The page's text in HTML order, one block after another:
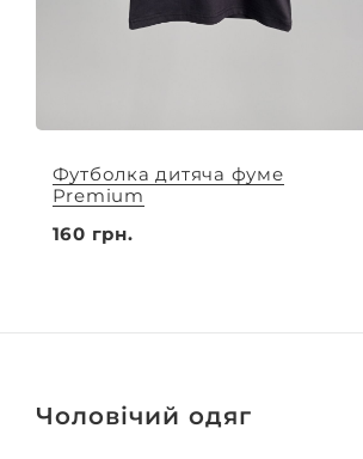
Футболка дитяча фуме
Premium
160 грн.
Чоловічий одяг